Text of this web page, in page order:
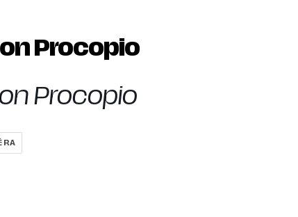
Procopio
Procopio